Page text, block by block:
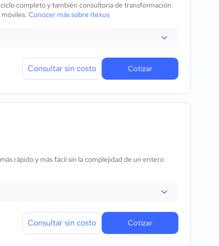
completo y también consultoría de transformación
Conocer más sobre Itexus
Consultar sin costo Cotizar
rápido y más fácil sin la complejidad de un entero
Consultar sin costo Cotizar